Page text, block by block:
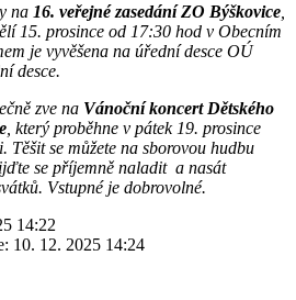
na 16. veřejné zasedání ZO Býškovice
15. prosince od 17:30 hod v Obecním
je vyvěšena na úřední desce OÚ
desce.
zve na Vánoční koncert Dětského
, který proběhne v pátek 19. prosince
se můžete na sborovou hudbu
se příjemně naladit a nasát
Vstupné je dobrovolné.
14:22
10. 12. 2025 14:24